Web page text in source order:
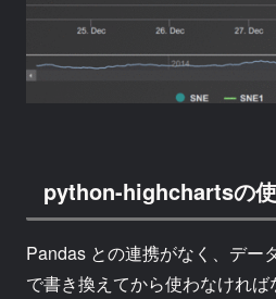
python-highchartsの
Pandas との連携がなく、デー
で書き換えてから使わなけれ